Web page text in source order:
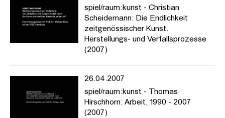
spiel/raum:kunst - Christian
Scheidemann: Die Endlichkeit
zeitgenössischer Kunst.
Herstellungs- und Verfallsprozesse
(2007)
26.04.2007
spiel/raum:kunst - Thomas
Hirschhorn: Arbeit, 1990 - 2007
(2007)